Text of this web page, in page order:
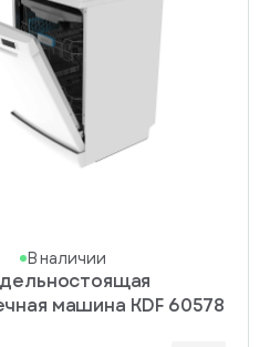
В наличии
машина KDF 60578